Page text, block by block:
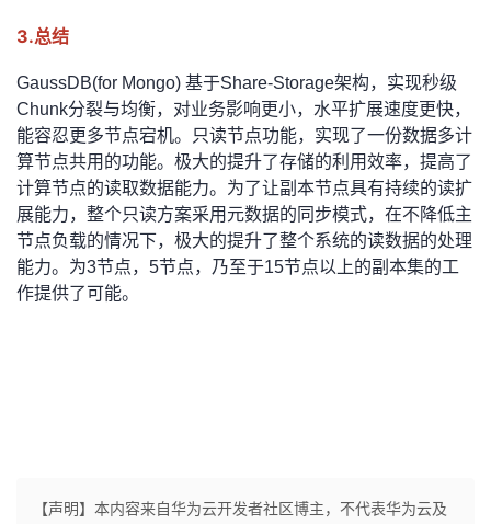
3.总结
GaussDB(for Mongo) 基于Share-Storage架构，实现秒级
Chunk分裂与均衡，对业务影响更小，水平扩展速度更快，
能容忍更多节点宕机。只读节点功能，实现了一份数据多计
算节点共用的功能。极大的提升了存储的利用效率，提高了
计算节点的读取数据能力。为了让副本节点具有持续的读扩
展能力，整个只读方案采用元数据的同步模式，在不降低主
节点负载的情况下，极大的提升了整个系统的读数据的处理
能力。为3节点，5节点，乃至于15节点以上的副本集的工
作提供了可能。
【声明】本内容来自华为云开发者社区博主，不代表华为云及